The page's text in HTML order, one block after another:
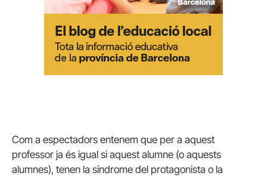
Com a espectadors entenem que per a aquest
professor ja és igual si aquest alumne (o aquests
alumnes), tenen la síndrome del protagonista o la